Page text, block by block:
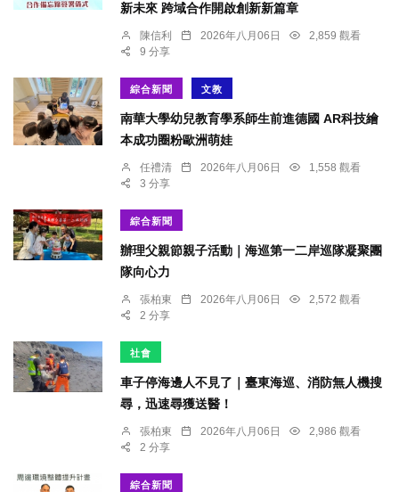
新未來 跨域合作開啟創新新篇章
陳信利 2026年八月06日
2,859 觀看
9 分享
綜合新聞 文教
南華大學幼兒教育學系師生前進德國 AR科技繪
本成功圈粉歐洲萌娃
任禮清 2026年八月06日
1,558 觀看
3 分享
綜合新聞
辦理父親節親子活動｜海巡第一二岸巡隊凝聚團
隊向心力
張柏東 2026年八月06日
2,572 觀看
2 分享
社會
車子停海邊人不見了｜臺東海巡、消防無人機搜
尋，迅速尋獲送醫！
張柏東 2026年八月06日
2,986 觀看
2 分享
綜合新聞